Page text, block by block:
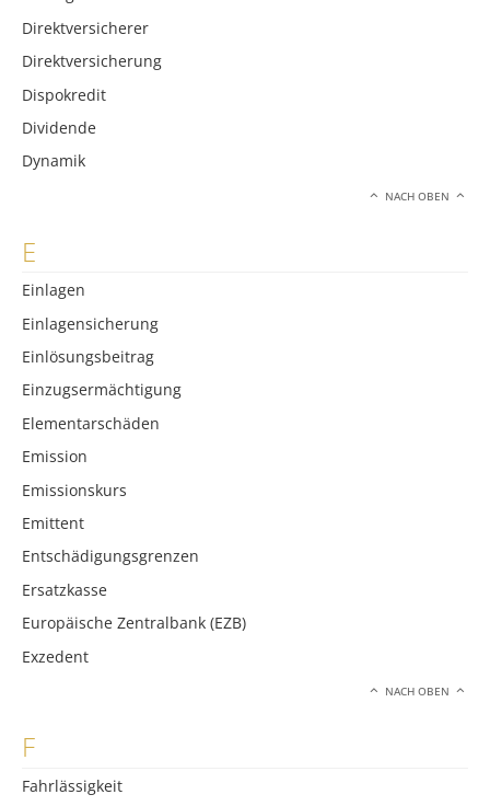
Direktversicherer
Direktversicherung
Dispokredit
Dividende
Dynamik
NACH OBEN
E
Einlagen
Einlagensicherung
Einlösungsbeitrag
Einzugsermächtigung
Elementarschäden
Emission
Emissionskurs
Emittent
Entschädigungsgrenzen
Ersatzkasse
Europäische Zentralbank (EZB)
Exzedent
NACH OBEN
F
Fahrlässigkeit